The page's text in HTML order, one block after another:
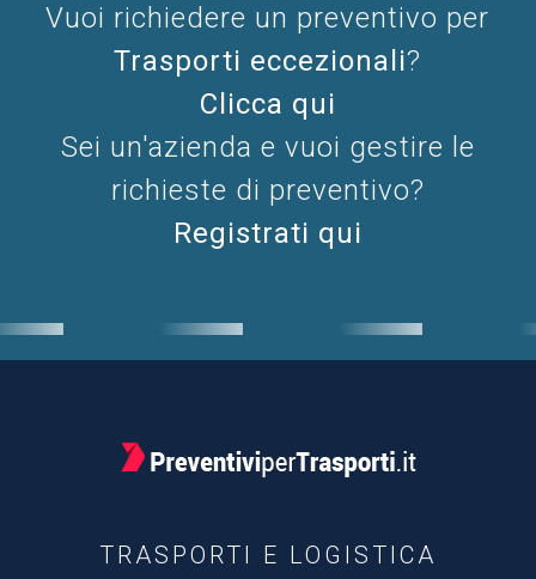
Vuoi richiedere un preventivo per
Trasporti eccezionali?
Clicca qui
Sei un'azienda e vuoi gestire le
richieste di preventivo?
Registrati qui
TRASPORTI E LOGISTICA